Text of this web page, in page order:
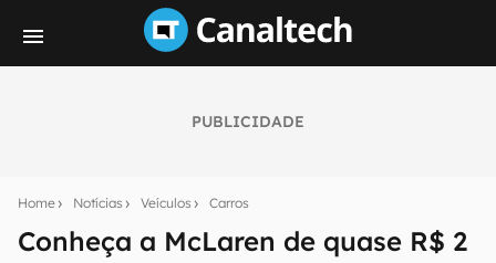
PUBLICIDADE
Home Notícias Veículos Carros
Conheça a McLaren de quase R$ 2
notícias e reviews sobre tecnologia em primeira
mão.